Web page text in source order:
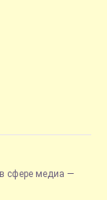
сфере медиа —